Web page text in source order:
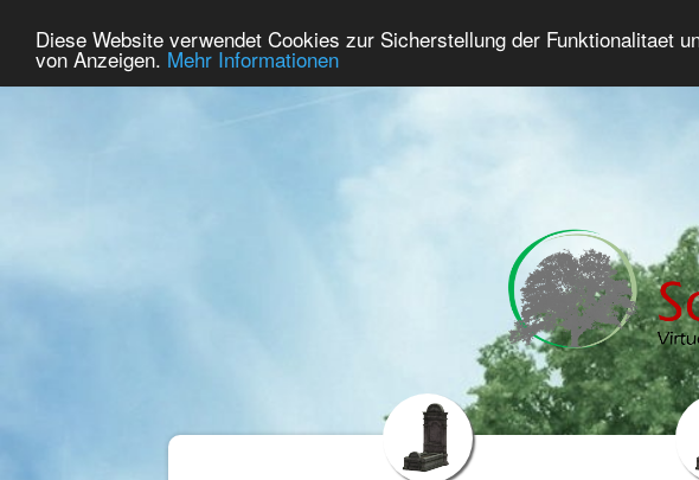
Diese Website verwendet Cookies zur Sicherstellung der Funktionalitaet
von Anzeigen. Mehr Informationen
Home Premium Gedenken